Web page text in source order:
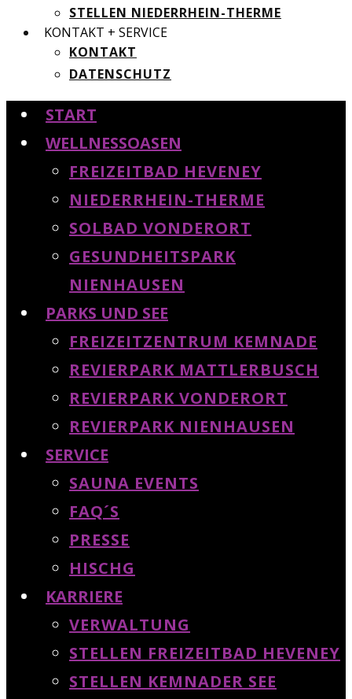
STELLEN NIEDERRHEIN-THERME
KONTAKT + SERVICE
KONTAKT
DATENSCHUTZ
START
WELLNESSOASEN
FREIZEITBAD HEVENEY
NIEDERRHEIN-THERME
SOLBAD VONDERORT
GESUNDHEITSPARK
NIENHAUSEN
PARKS UND SEE
FREIZEITZENTRUM KEMNADE
REVIERPARK MATTLERBUSCH
REVIERPARK VONDERORT
REVIERPARK NIENHAUSEN
SERVICE
SAUNA EVENTS
FAQ´S
PRESSE
HISCHG
KARRIERE
VERWALTUNG
STELLEN FREIZEITBAD HEVENEY
STELLEN KEMNADER SEE